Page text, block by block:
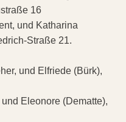
16
und Katharina
Straße 21.
und Elfriede (Bürk),
Eleonore (Dematte),